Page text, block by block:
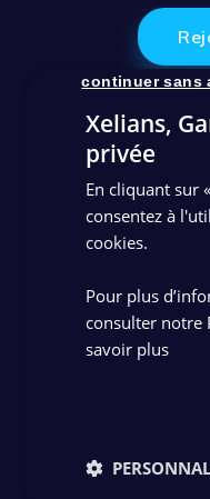
Qui
Nos solutions
Xelians,
privée
En cliquant sur
consentez à
cookies.
Pour plus
consulter notre
savoir plus
continuer sans